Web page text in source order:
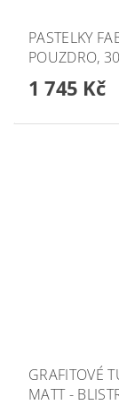
PASTELKY
POUZDRO,
1 745 Kč
GRAFITOVÉ
MATT -